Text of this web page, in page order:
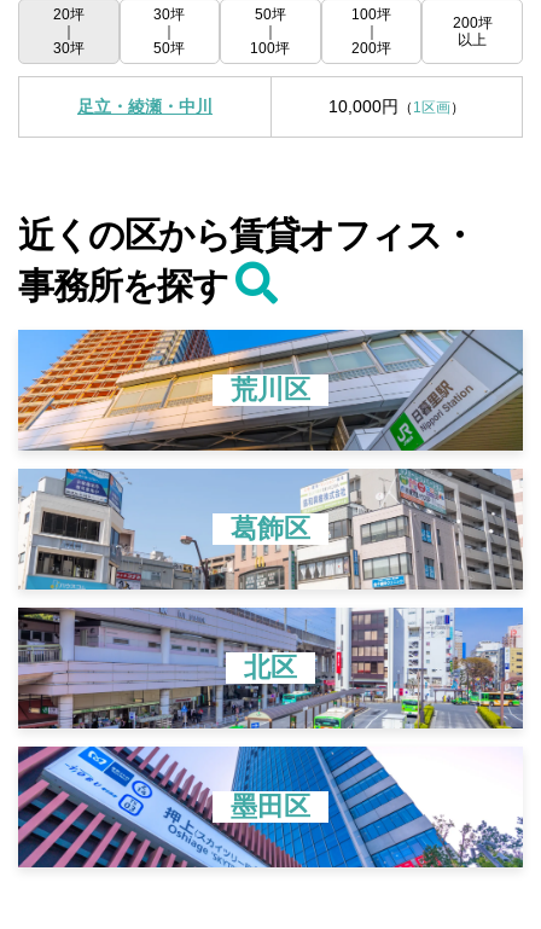
20坪
｜
30坪
30坪
｜
50坪
50坪
｜
100坪
100坪
｜
200坪
200坪
以上
足立・綾瀬・中川 10,000円 （ 1区画）
近くの区から賃貸オフィス・
事務所を探す
荒川区
葛飾区
北区
墨田区